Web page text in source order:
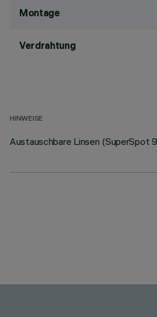
Montage
Verdrahtung
HINWEISE
Austauschbare Linsen (SuperSpot